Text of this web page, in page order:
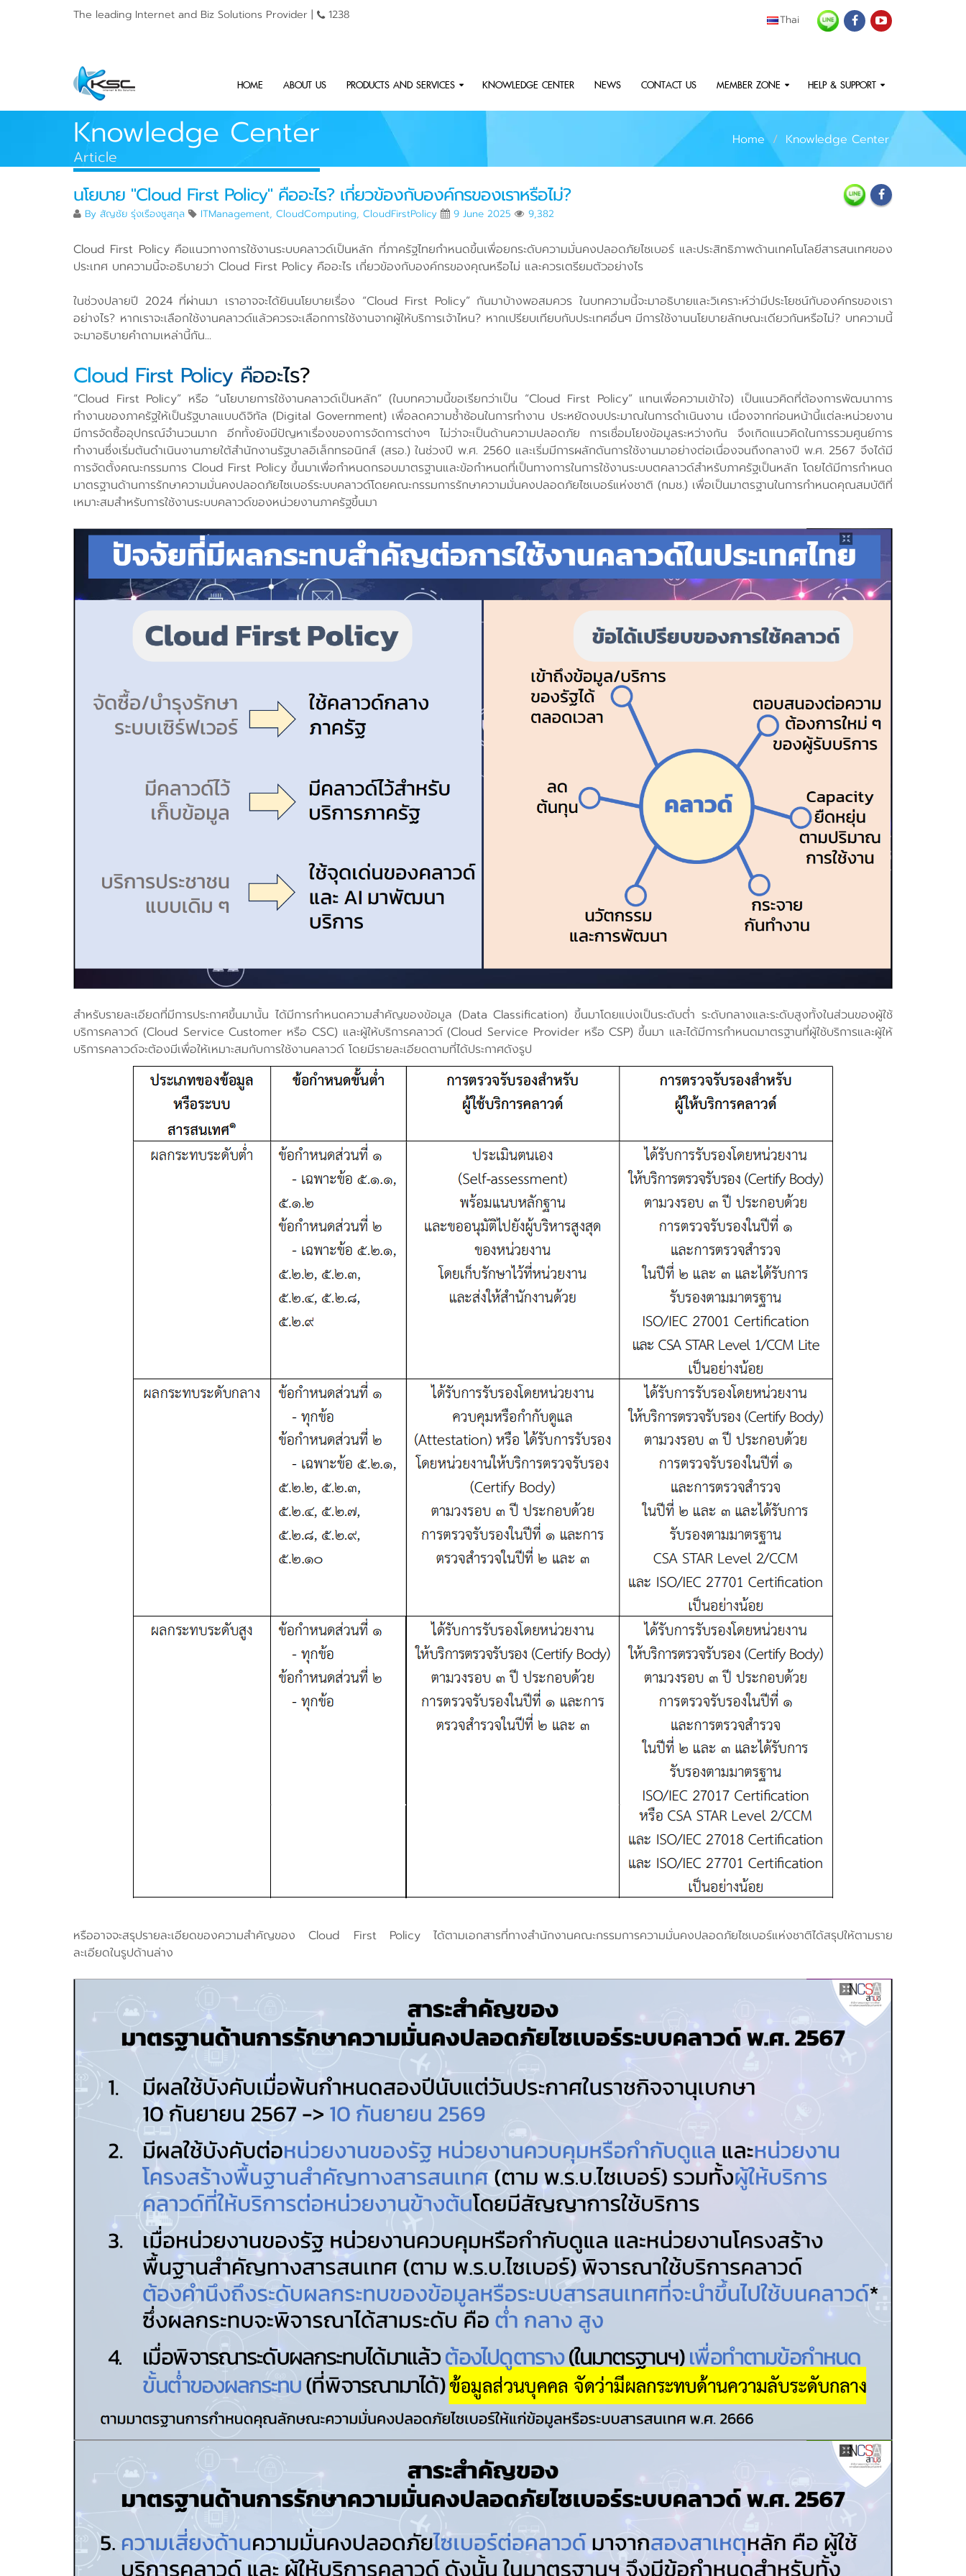
The leading Internet and Biz Solutions Provider | 1238 Thai
HOME ABOUT US PRODUCTS AND SERVICES KNOWLEDGE CENTER NEWS CONTACT US MEMBER ZONE HELP & SUPPORT
Knowledge Center
Article
Home Knowledge Center
นโยบาย "Cloud First Policy" คืออะไร? เกี่ยวข้องกับองค์กรของเราหรือไม่?
By สัญชัย รุ่งเรืองชูสกุล ITManagement, CloudComputing, CloudFirstPolicy 9 June 2025 9,382
Cloud First Policy คือแนวทางการใช้งานระบบคลาวด์เป็นหลัก ที่ภาครัฐไทยกำหนดขึ้นเพื่อยกระดับความมั่นคงปลอดภัยไซเบอร์ และประสิทธิภาพด้านเทคโนโลยีสารสนเทศของ
ประเทศ บทความนี้จะอธิบายว่า Cloud First Policy คืออะไร เกี่ยวข้องกับองค์กรของคุณหรือไม่ และควรเตรียมตัวอย่างไร
ในช่วงปลายปี 2024 ที่ผ่านมา เราอาจจะได้ยินนโยบายเรื่อง “Cloud First Policy” กันมาบ้างพอสมควร ในบทความนี้จะมาอธิบายและวิเคราะห์ว่ามีประโยชน์กับองค์กรของเรา
อย่างไร? หากเราจะเลือกใช้งานคลาวด์แล้วควรจะเลือกการใช้งานจากผู้ให้บริการเจ้าไหน? หากเปรียบเทียบกับประเทศอื่นๆ มีการใช้งานนโยบายลักษณะเดียวกันหรือไม่? บทความนี้
จะมาอธิบายคำถามเหล่านี้กัน...
Cloud First Policy คืออะไร?
“Cloud First Policy” หรือ “นโยบายการใช้งานคลาวด์เป็นหลัก” (ในบทความนี้ขอเรียกว่าเป็น “Cloud First Policy” แทนเพื่อความเข้าใจ) เป็นแนวคิดที่ต้องการพัฒนาการ
ทำงานของภาครัฐให้เป็นรัฐบาลแบบดิจิทัล (Digital Government) เพื่อลดความซ้ำซ้อนในการทำงาน ประหยัดงบประมาณในการดำเนินงาน เนื่องจากก่อนหน้านี้แต่ละหน่วยงาน
มีการจัดซื้ออุปกรณ์จำนวนมาก อีกทั้งยังมีปัญหาเรื่องของการจัดการต่างๆ ไม่ว่าจะเป็นด้านความปลอดภัย การเชื่อมโยงข้อมูลระหว่างกัน จึงเกิดแนวคิดในการรวมศูนย์การ
ทำงานซึ่งเริ่มต้นดำเนินงานภายใต้สำนักงานรัฐบาลอิเล็กทรอนิกส์ (สรอ.) ในช่วงปี พ.ศ. 2560 และเริ่มมีการผลักดันการใช้งานมาอย่างต่อเนื่องจนถึงกลางปี พ.ศ. 2567 จึงได้มี
การจัดตั้งคณะกรรมการ Cloud First Policy ขึ้นมาเพื่อกำหนดกรอบมาตรฐานและข้อกำหนดที่เป็นทางการในการใช้งานระบบตคลาวด์สำหรับภาครัฐเป็นหลัก โดยได้มีการกำหนด
มาตรฐานด้านการรักษาความมั่นคงปลอดภัยไซเบอร์ระบบคลาวด์โดยคณะกรรมการรักษาความมั่นคงปลอดภัยไซเบอร์แห่งชาติ (กมช.) เพื่อเป็นมาตรฐานในการกำหนดคุณสมบัติที่
เหมาะสมสำหรับการใช้งานระบบคลาวด์ของหน่วยงานภาครัฐขึ้นมา
สำหรับรายละเอียดที่มีการประกาศขึ้นมานั้น ได้มีการกำหนดความสำคัญของข้อมูล (Data Classification) ขึ้นมาโดยแบ่งเป็นระดับต่ำ ระดับกลางและระดับสูงทั้งในส่วนของผู้ใช้
บริการคลาวด์ (Cloud Service Customer หรือ CSC) และผู้ให้บริการคลาวด์ (Cloud Service Provider หรือ CSP) ขึ้นมา และได้มีการกำหนดมาตรฐานที่ผู้ใช้บริการและผู้ให้
บริการคลาวด์จะต้องมีเพื่อให้เหมาะสมกับการใช้งานคลาวด์ โดยมีรายละเอียดตามที่ได้ประกาศดังรูป
หรืออาจจะสรุปรายละเอียดของความสำคัญของ Cloud First Policy ได้ตามเอกสารที่ทางสำนักงานคณะกรรมการความมั่นคงปลอดภัยไซเบอร์แห่งชาติได้สรุปให้ตามราย
ละเอียดในรูปด้านล่าง